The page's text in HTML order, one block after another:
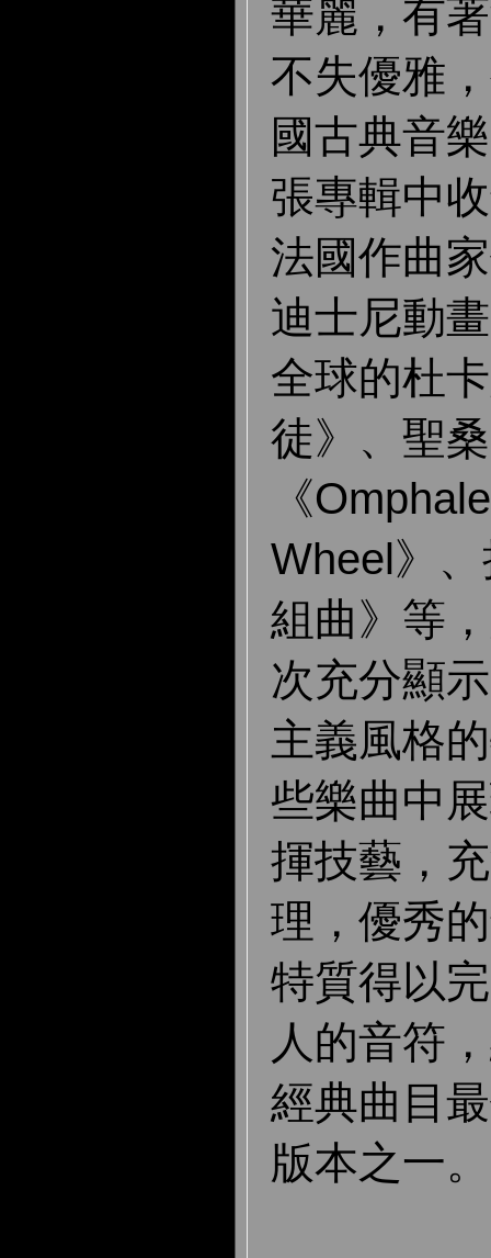
華麗，有
不失優雅
國古典音
張專輯中
法國作曲
迪士尼動
全球的杜
徒》、聖
《
Wheel》
組曲》等，
次充分顯
主義風格
些樂曲中
揮技藝，
理，優秀
特質得以
人的音符
經典曲目
版本之一。